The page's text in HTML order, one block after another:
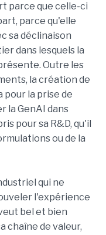
parce que celle-ci
parce qu'elle
sa déclinaison
dans lesquels la
Outre les
la création de
la prise de
la GenAI dans
pour sa R&D, qu'il
ou de la
qui ne
l'expérience
bel et bien
chaîne de valeur,